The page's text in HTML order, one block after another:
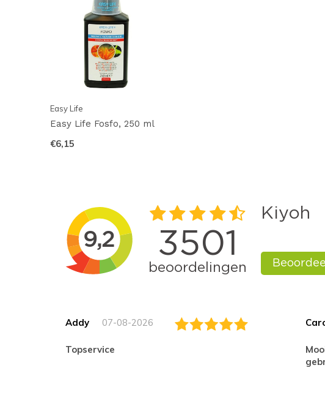
Easy Life
Easy Life Fosfo, 250 ml
€6,15
Addy 07-08-2026
topservice
Mooie planten , alleen jammer geen